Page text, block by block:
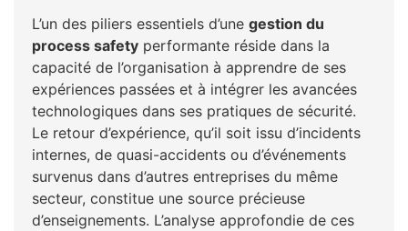
L’un des piliers essentiels d’une gestion du
process safety performante réside dans la
capacité de l’organisation à apprendre de ses
expériences passées et à intégrer les avancées
technologiques dans ses pratiques de sécurité.
Le retour d’expérience, qu’il soit issu d’incidents
internes, de quasi-accidents ou d’événements
survenus dans d’autres entreprises du même
secteur, constitue une source précieuse
d’enseignements. L’analyse approfondie de ces